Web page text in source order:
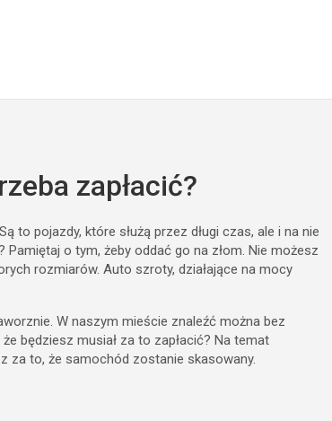
zapłacić?
to pojazdy, które służą przez długi czas, ale i na nie
o tym, żeby oddać go na złom. Nie możesz
rozmiarów. Auto szroty, działające na mocy
W naszym mieście znaleźć można bez
będziesz musiał za to zapłacić? Na temat
za to, że samochód zostanie skasowany.